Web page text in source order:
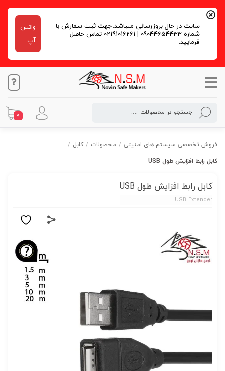
سایت در حال بروزرسانی میباشد.جهت ثبت سفارش با
شماره 09044654433 | 02191016261 تماس حاصل
فرمایید.
واتس
آپ
0
فروش تخصصی سیستم های امنیتی / محصولات / کابل /
کابل رابط افزایش طول USB
کابل رابط افزایش طول USB
USB Extender